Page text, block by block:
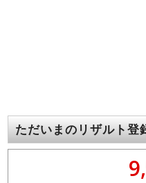
ただいまのリザルト登